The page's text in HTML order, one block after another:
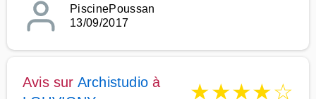
PiscinePoussan
13/09/2017
Avis sur Archistudio à
★★★★☆